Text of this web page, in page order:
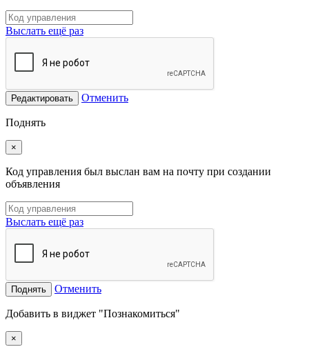
Выслать ещё раз
Редактировать Отменить
Поднять
×
Код управления был выслан вам на почту при создании
объявления
Выслать ещё раз
Поднять Отменить
Добавить в виджет "Познакомиться"
×